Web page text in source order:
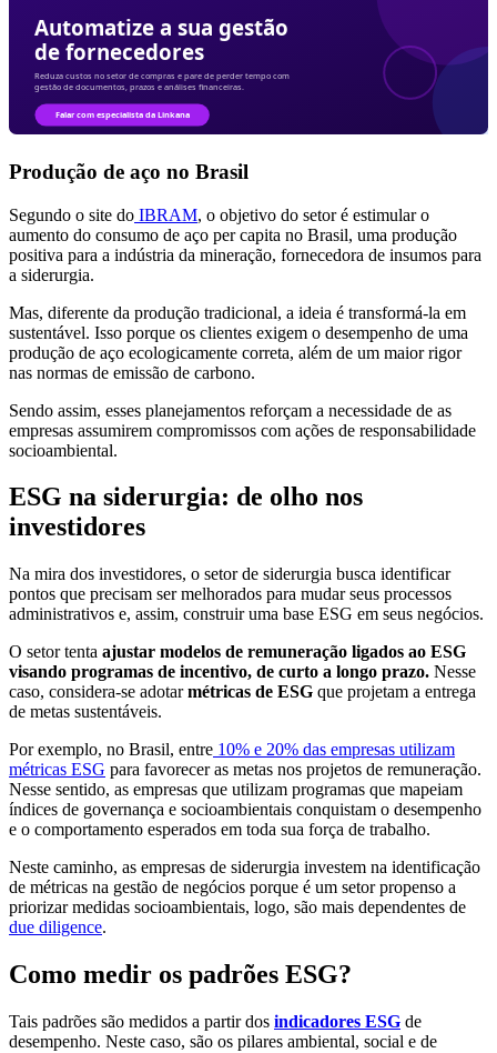
Produção de aço no Brasil
Segundo o site do IBRAM, o objetivo do setor é estimular o
aumento do consumo de aço per capita no Brasil, uma produção
positiva para a indústria da mineração, fornecedora de insumos para
a siderurgia.
Mas, diferente da produção tradicional, a ideia é transformá-la em
sustentável. Isso porque os clientes exigem o desempenho de uma
produção de aço ecologicamente correta, além de um maior rigor
nas normas de emissão de carbono.
Sendo assim, esses planejamentos reforçam a necessidade de as
empresas assumirem compromissos com ações de responsabilidade
socioambiental.
ESG na siderurgia: de olho nos
investidores
Na mira dos investidores, o setor de siderurgia busca identificar
pontos que precisam ser melhorados para mudar seus processos
administrativos e, assim, construir uma base ESG em seus negócios.
O setor tenta ajustar modelos de remuneração ligados ao ESG
visando programas de incentivo, de curto a longo prazo. Nesse
caso, considera-se adotarmétricas de ESG que projetam a entrega
de metas sustentáveis.
Por exemplo, no Brasil, entre 10% e 20% das empresas utilizam
métricas ESG para favorecer as metas nos projetos de remuneração.
Nesse sentido, as empresas que utilizam programas que mapeiam
índices de governança e socioambientais conquistam o desempenho
e o comportamento esperados em toda sua força de trabalho.
Neste caminho, as empresas de siderurgia investem na identificação
de métricas na gestão de negócios porque é um setor propenso a
priorizar medidas socioambientais, logo, são mais dependentes de
due diligence.
Como medir os padrões ESG?
Tais padrões são medidos a partir dos indicadores ESG de
desempenho. Neste caso, são os pilares ambiental, social e de